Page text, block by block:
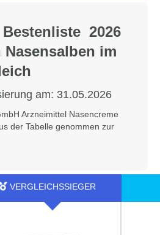
Bestenliste 2026
Nasensalben im
am: 31.05.2026
Arzneimittel Nasencreme
der Tabelle genommen zur